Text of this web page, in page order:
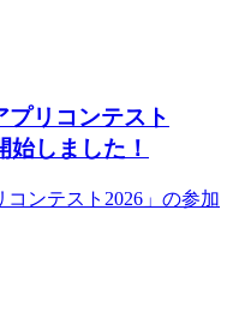
プリコンテスト
始しました！
コンテスト2026」の参加